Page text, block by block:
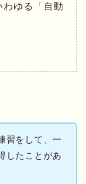
ゆる「自動
習をして、一
したことがあ